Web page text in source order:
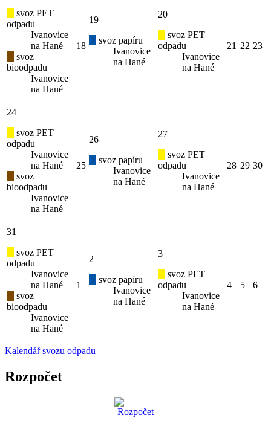
svoz PET
odpadu
Ivanovice
na Hané
svoz
bioodpadu
Ivanovice
na Hané
18
19
svoz papíru
Ivanovice
na Hané
20
svoz PET
odpadu
Ivanovice
na Hané
21 22 23
24
svoz PET
odpadu
Ivanovice
na Hané
svoz
bioodpadu
Ivanovice
na Hané
25
26
svoz papíru
Ivanovice
na Hané
27
svoz PET
odpadu
Ivanovice
na Hané
28 29 30
31
svoz PET
odpadu
Ivanovice
na Hané
svoz
bioodpadu
Ivanovice
na Hané
1
2
svoz papíru
Ivanovice
na Hané
3
svoz PET
odpadu
Ivanovice
na Hané
4 5 6
Kalendář svozu odpadu
Rozpočet